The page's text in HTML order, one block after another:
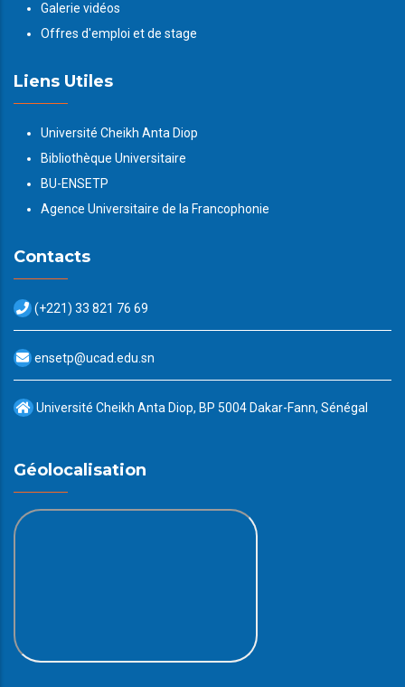
Galerie vidéos
Offres d'emploi et de stage
Liens Utiles
Université Cheikh Anta Diop
Bibliothèque Universitaire
BU-ENSETP
Agence Universitaire de la Francophonie
Contacts
(+221) 33 821 76 69
ensetp@ucad.edu.sn
Université Cheikh Anta Diop, BP 5004 Dakar-Fann, Sénégal
Géolocalisation